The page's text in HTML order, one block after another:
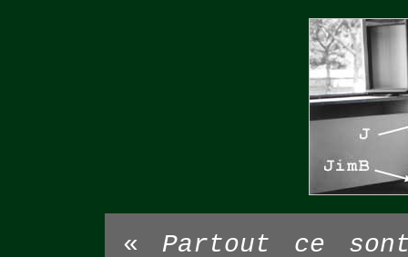
« Partout ce